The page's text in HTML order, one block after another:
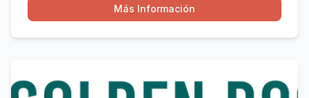
Más Información